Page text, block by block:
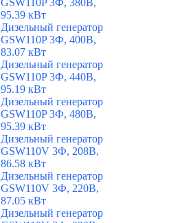
GSW110P 3Ф, 380В,
95.39 кВт
Дизельный генератор
GSW110P 3Ф, 400В,
83.07 кВт
Дизельный генератор
GSW110P 3Ф, 440В,
95.19 кВт
Дизельный генератор
GSW110P 3Ф, 480В,
95.39 кВт
Дизельный генератор
GSW110V 3Ф, 208В,
86.58 кВт
Дизельный генератор
GSW110V 3Ф, 220В,
87.05 кВт
Дизельный генератор